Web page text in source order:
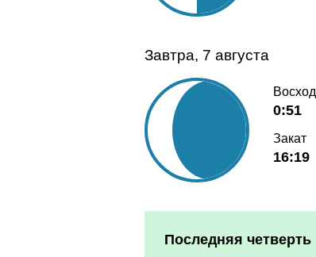
Завтра, 7 августа
Восход
0:51
Закат
16:19
Последняя четверть